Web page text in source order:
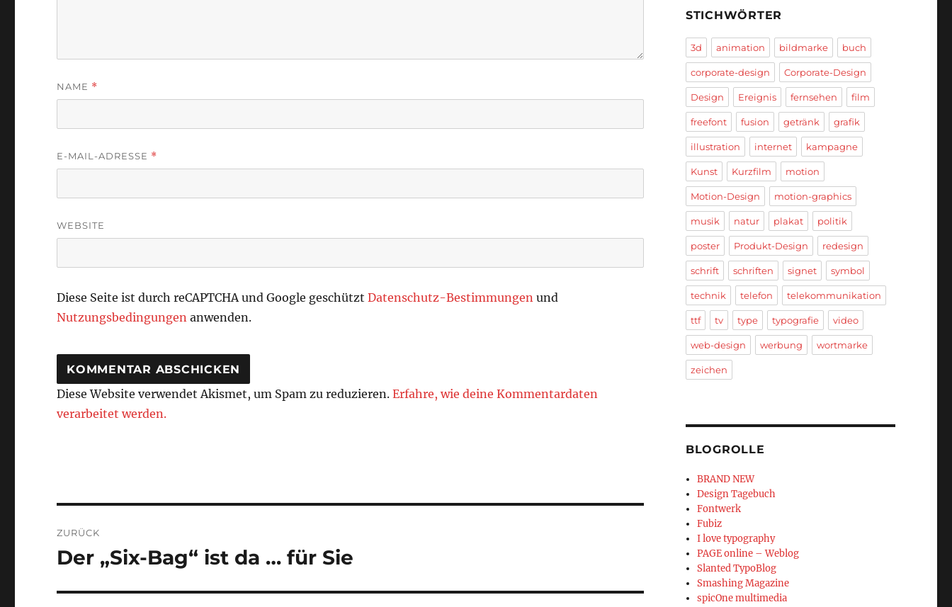
NAME *
E-MAIL-ADRESSE *
WEBSITE
Diese Seite ist durch reCAPTCHA und Google geschütztDatenschutz-Bestimmungen und
Nutzungsbedingungen anwenden.
Diese Website verwendet Akismet, um Spam zu reduzieren.Erfahre, wie deine Kommentardaten
verarbeitet werden.
ZURÜCK
Vorheriger
Der „Six-Bag“ ist da … für Sie
STICHWÖRTER
3d animation bildmarke buch
corporate-design Corporate-Design
Design Ereignis fernsehen film
freefont fusion getränk grafik
illustration internet kampagne
Kunst Kurzfilm motion
Motion-Design motion-graphics
musik natur plakat politik
poster Produkt-Design redesign
schrift schriften signet symbol
technik telefon telekommunikation
ttf tv type typografie video
web-design werbung wortmarke
zeichen
BLOGROLLE
BRAND NEW
Design Tagebuch
Fontwerk
Fubiz
I love typography
PAGE online – Weblog
Slanted TypoBlog
Smashing Magazine
spicOne multimedia